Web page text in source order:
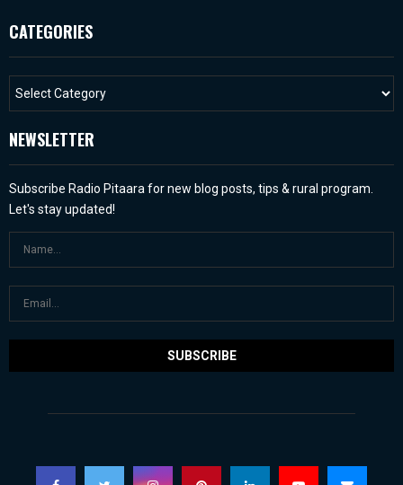
CATEGORIES
NEWSLETTER
Subscribe Radio Pitaara for new blog posts, tips & rural program.
Let's stay updated!